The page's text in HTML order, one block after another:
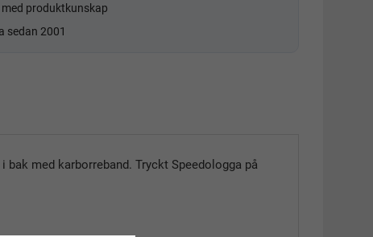
med produktkunskap
sedan 2001
med karborreband. Tryckt Speedologga på